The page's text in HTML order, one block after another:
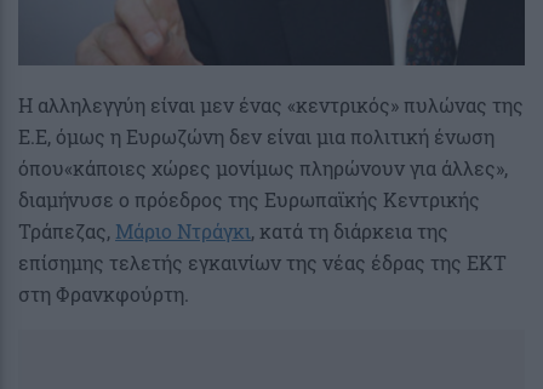
Η αλληλεγγύη είναι μεν ένας «κεντρικός» πυλώνας της
Ε.Ε, όμως η Eυρωζώνη δεν είναι μια πολιτική ένωση
όπου«κάποιες χώρες μονίμως πληρώνουν για άλλες»,
διαμήνυσε ο πρόεδρος της Ευρωπαϊκής Κεντρικής
Τράπεζας, Μάριο Ντράγκι, κατά τη διάρκεια της
επίσημης τελετής εγκαινίων της νέας έδρας της ΕΚΤ
στη Φρανκφούρτη.